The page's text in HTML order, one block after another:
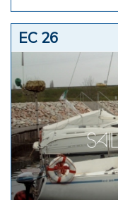
EC 26